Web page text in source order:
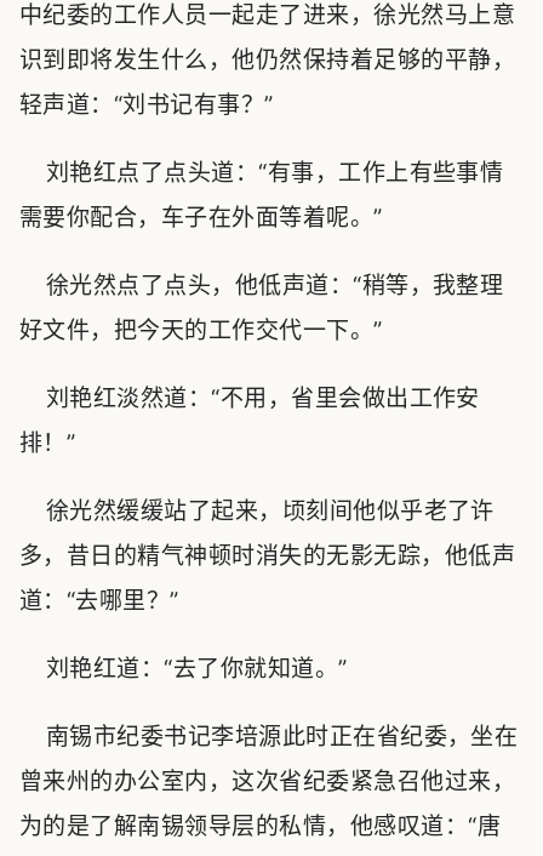
中纪委的工作人员一起走了进来，徐光然马上意
识到即将发生什么，他仍然保持着足够的平静，
轻声道：“刘书记有事？”
刘艳红点了点头道：“有事，工作上有些事情
需要你配合，车子在外面等着呢。”
徐光然点了点头，他低声道：“稍等，我整理
好文件，把今天的工作交代一下。”
刘艳红淡然道：“不用，省里会做出工作安
排！”
徐光然缓缓站了起来，顷刻间他似乎老了许
多，昔日的精气神顿时消失的无影无踪，他低声
道：“去哪里？”
刘艳红道：“去了你就知道。”
南锡市纪委书记李培源此时正在省纪委，坐在
曾来州的办公室内，这次省纪委紧急召他过来，
为的是了解南锡领导层的私情，他感叹道：“唐